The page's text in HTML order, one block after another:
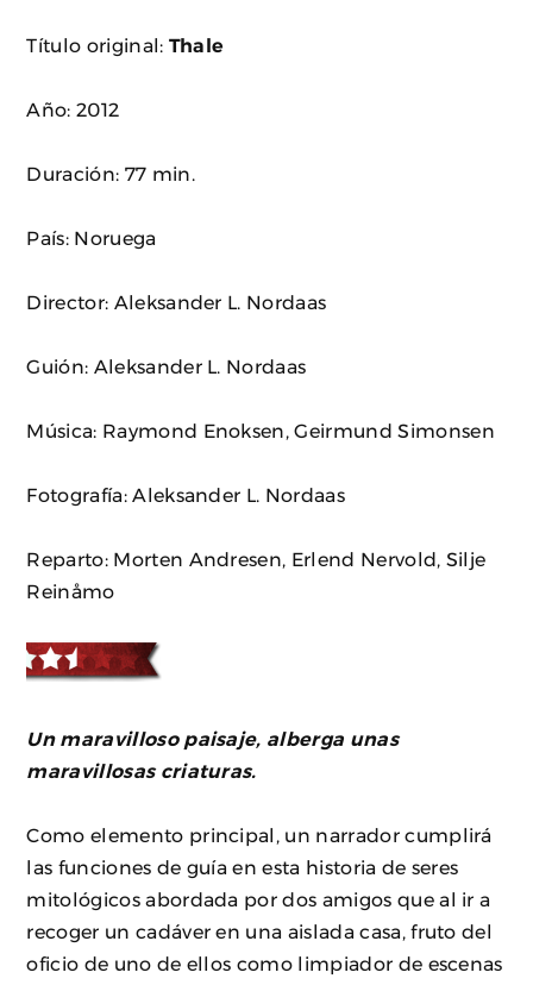
Título original: Thale
Año: 2012
Duración: 77 min.
País: Noruega
Director: Aleksander L. Nordaas
Guión: Aleksander L. Nordaas
Música: Raymond Enoksen, Geirmund Simonsen
Fotografía: Aleksander L. Nordaas
Reparto: Morten Andresen, Erlend Nervold, Silje
Reinåmo
Un maravilloso paisaje, alberga unas
maravillosas criaturas.
Como elemento principal, un narrador cumplirá
las funciones de guía en esta historia de seres
mitológicos abordada por dos amigos que al ir a
recoger un cadáver en una aislada casa, fruto del
oficio de uno de ellos como limpiador de escenas